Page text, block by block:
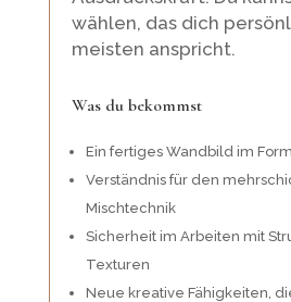
wählen, das dich
meisten anspricht.
Was du bekommst
Ein fertiges Wandbild im
Verständnis für den
Mischtechnik
Sicherheit im Arbeiten mit
Texturen
Neue kreative Fähigkeiten,